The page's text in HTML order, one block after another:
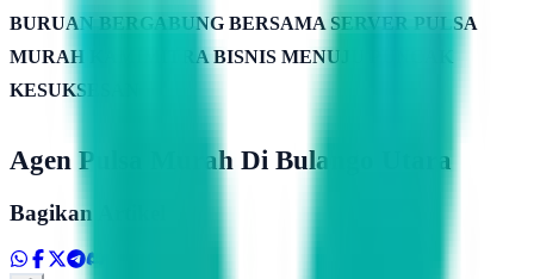
BURUAN BERGABUNG BERSAMA SERVER PULSA
MURAH KAMIMITRA BISNIS MENUJU PUNCAK
KESUKSESAN
Agen Pulsa Murah Di Bulango Utara
Bagikan Artikel